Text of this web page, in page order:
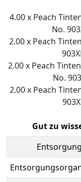
4.00 x Peach
No.
2.00 x Peach
2.00 x Peach
No.
2.00 x Peach
Gut zu